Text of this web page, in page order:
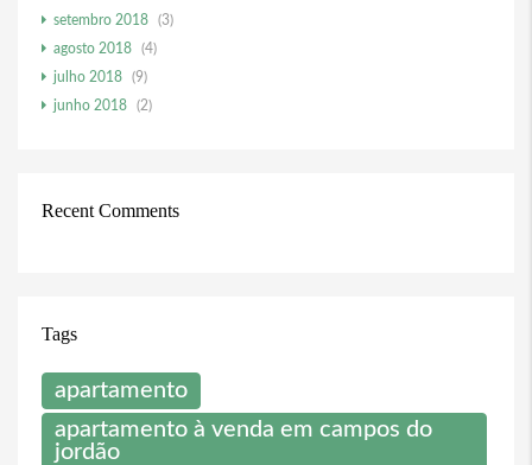
setembro 2018
(3)
agosto 2018
(4)
julho 2018
(9)
junho 2018
(2)
Recent Comments
Tags
apartamento
apartamento à venda em campos do
jordão